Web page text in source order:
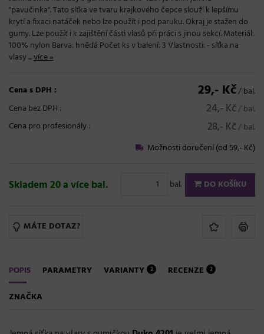
"pavučinka". Tato síťka ve tvaru krajkového čepce slouží k lepšímu
krytí a fixaci natáček nebo lze použít i pod paruku. Okraj je stažen do
gumy. Lze použít i k zajištění části vlasů při práci s jinou sekcí. Materiál:
100% nylon Barva: hnědá Počet ks v balení: 3 Vlastnosti: - síťka na
vlasy ...více »
Cena s DPH : 29,- Kč/ bal.
Cena bez DPH :
24,- Kč/ bal.
Cena pro profesionály: 28,- Kč/ bal.
Možnosti doručení (od 59,- Kč)
Skladem 20 a více bal. bal. DO KOŠÍKU
MÁTE DOTAZ?
POPIS PARAMETRY VARIANTY 2 RECENZE 2
ZNAČKA